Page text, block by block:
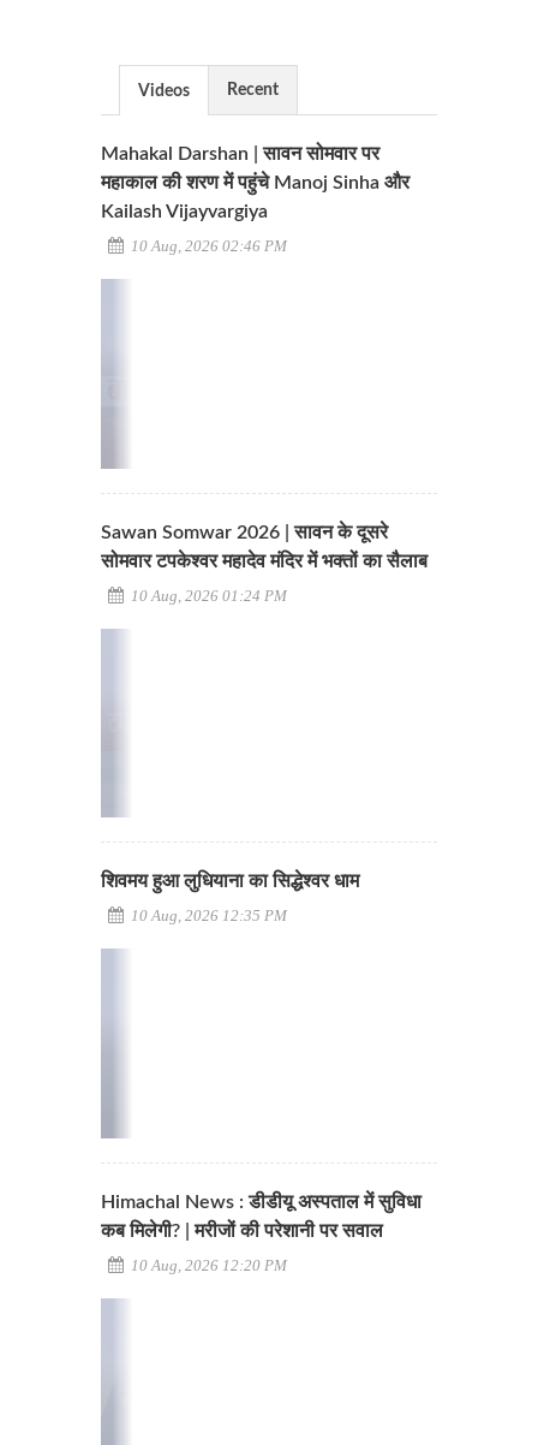
Videos Recent
Mahakal Darshan | सावन सोमवार पर
महाकाल की शरण में पहुंचे Manoj Sinha और
Kailash Vijayvargiya
10 Aug, 2026 02:46 PM
Sawan Somwar 2026 | सावन के दूसरे
सोमवार टपकेश्वर महादेव मंदिर में भक्तों का सैलाब
10 Aug, 2026 01:24 PM
शिवमय हुआ लुधियाना का सिद्धेश्वर धाम
10 Aug, 2026 12:35 PM
Himachal News : डीडीयू अस्पताल में सुविधा
कब मिलेगी? | मरीजों की परेशानी पर सवाल
10 Aug, 2026 12:20 PM